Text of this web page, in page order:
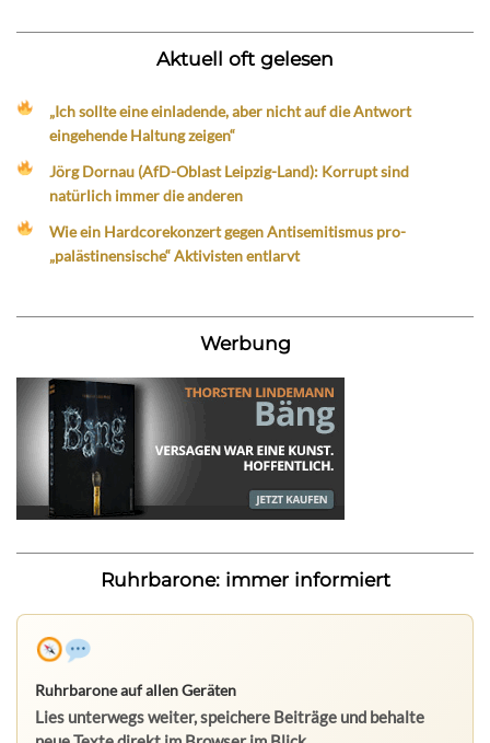
Aktuell oft gelesen
„Ich sollte eine einladende, aber nicht auf die Antwort
eingehende Haltung zeigen“
Jörg Dornau (AfD-Oblast Leipzig-Land): Korrupt sind
natürlich immer die anderen
Wie ein Hardcorekonzert gegen Antisemitismus pro-
„palästinensische“ Aktivisten entlarvt
Werbung
Ruhrbarone: immer informiert
Ruhrbarone auf allen Geräten
Lies unterwegs weiter, speichere Beiträge und behalte